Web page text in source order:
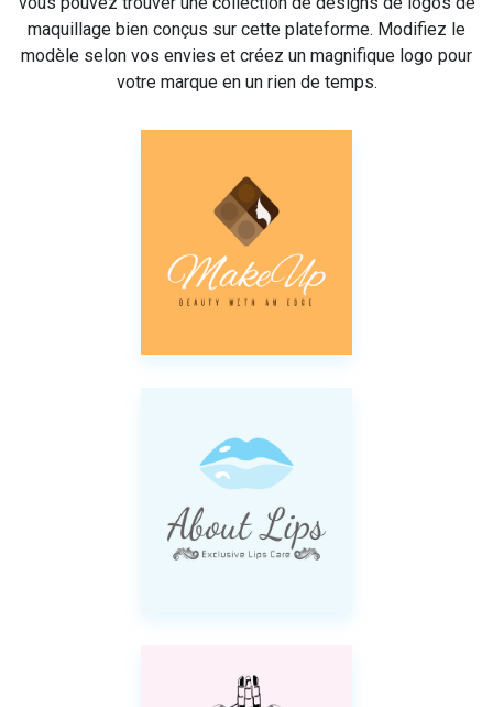
maquillage bien conçus sur cette plateforme. Modifiez le
modèle selon vos envies et créez un magnifique logo pour
votre marque en un rien de temps.